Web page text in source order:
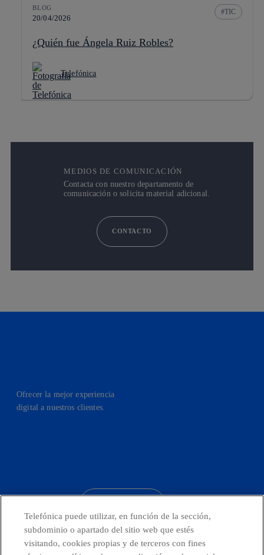
BLOG
20/04/2026
TIC
¿Quién fue Ángela Ruiz Robles?
Telefónica
MEDIOS DE COMUNICACIÓN
Contacta con nuestro departamento de
comunicación o solicita material adicional.
CONTACTO
Ofrecer la mejor experiencia
digital a nuestros clientes.
Telefónica puede utilizar, en función de la sección,
subdominio o apartado del sitio web que estés
visitando, cookies propias y de terceros con fines